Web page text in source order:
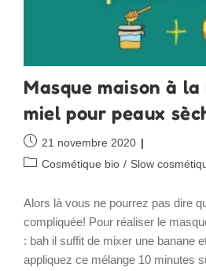
Masque maison à
miel pour peaux
Publication
publiée :
21 novembre 2020
PostCosmétique bio / Slow
Alors là vous ne pourrez pas dire
compliquée! Pour réaliser le
: bah il suffit de mixer une banane
appliquez ce mélange 10 minutes